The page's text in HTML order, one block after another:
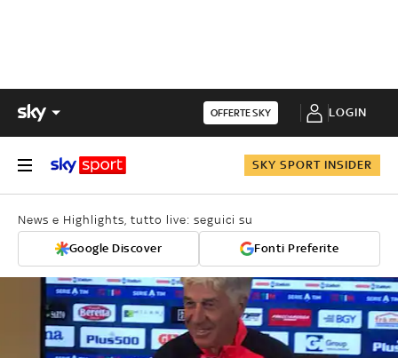
OFFERTE SKY LOGIN
SKY SPORT INSIDER
News e Highlights, tutto live: seguici su
Google Discover Fonti Preferite